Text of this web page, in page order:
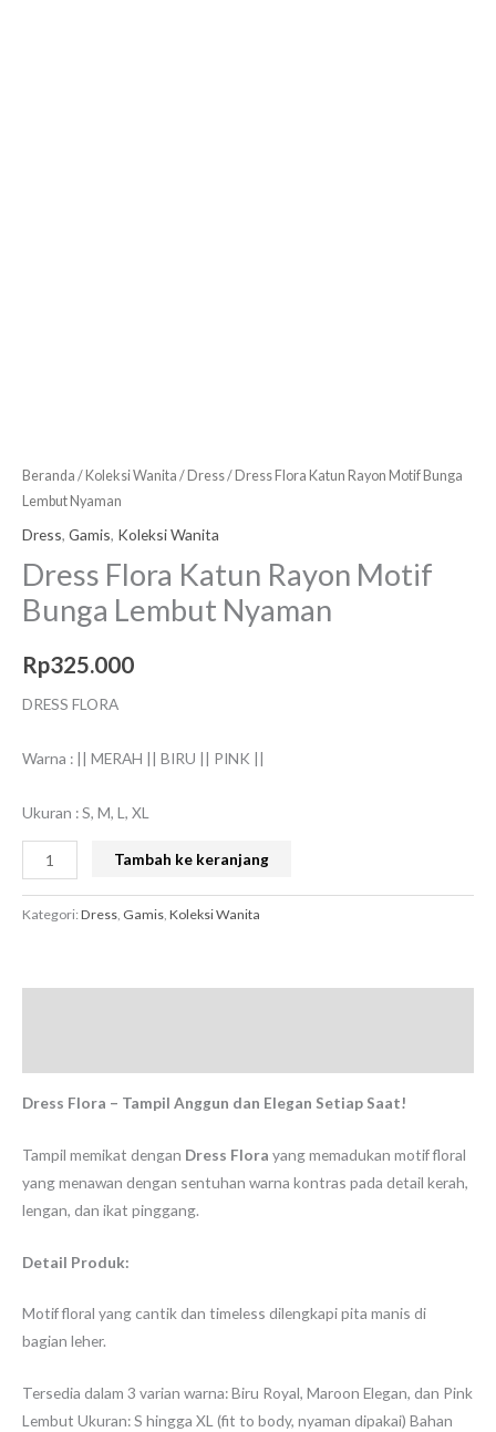
Beranda / Koleksi Wanita / Dress/ Dress Flora Katun Rayon Motif Bunga
Lembut Nyaman
Dress, Gamis, Koleksi Wanita
Dress Flora Katun Rayon Motif
Bunga Lembut Nyaman
Rp325.000
DRESS FLORA
Warna : || MERAH || BIRU || PINK ||
Ukuran : S, M, L, XL
Tambah ke keranjang
Kategori:Dress, Gamis, Koleksi Wanita
Dress Flora – Tampil Anggun dan Elegan Setiap Saat!
Tampil memikat dengan Dress Flora yang memadukan motif floral
yang menawan dengan sentuhan warna kontras pada detail kerah,
lengan, dan ikat pinggang.
Detail Produk:
Motif floral yang cantik dan timeless dilengkapi pita manis di
bagian leher.
Tersedia dalam 3 varian warna: Biru Royal, Maroon Elegan, dan Pink
Lembut Ukuran: S hingga XL (fit to body, nyaman dipakai) Bahan